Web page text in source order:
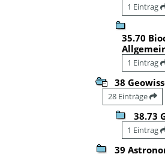
1 Eintrag
35.70
1 Eintrag
38
28 Einträge
38.73
1 Eintrag
39